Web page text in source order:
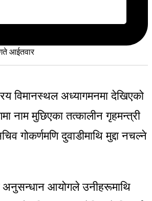
आईतवार
विमानस्थल अध्यागमनमा देखिएको
नाम मुछिएका तत्कालीन गृहमन्त्री
गोकर्णमणि दुवाडीमाथि मुद्दा नचल्ने
अनुसन्धान आयोगले उनीहरूमाथि